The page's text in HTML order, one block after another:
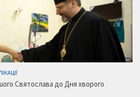
Святослава до Дня хворого